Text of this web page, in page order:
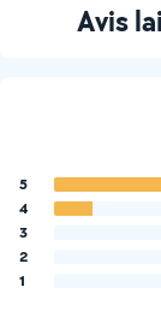
Avis
5
4
3
2
1